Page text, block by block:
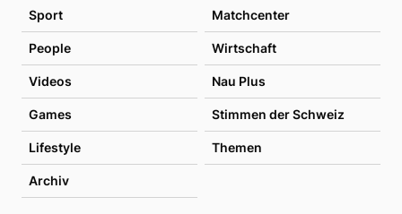
Sport Matchcenter
People Wirtschaft
Videos Nau Plus
Games Stimmen der Schweiz
Lifestyle Themen
Archiv